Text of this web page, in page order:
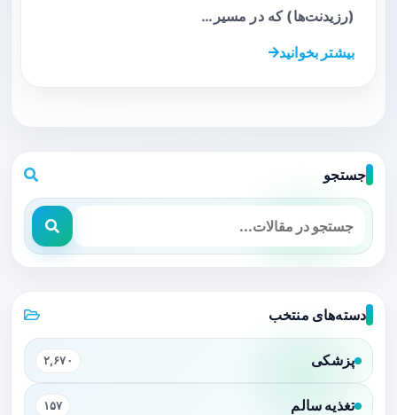
(رزیدنت‌ها) که در مسیر…
بیشتر بخوانید
جستجو
دسته‌های منتخب
پزشکی ۲,۶۷۰
تغذیه سالم ۱۵۷